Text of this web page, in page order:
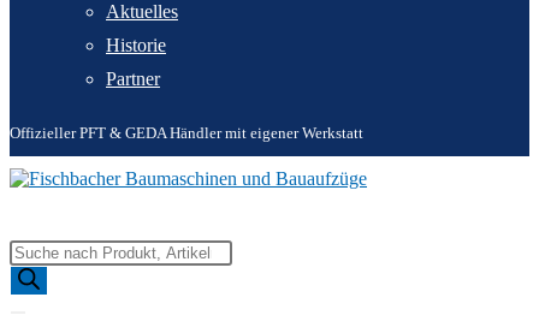
Aktuelles
Historie
Partner
Offizieller PFT & GEDA Händler mit eigener Werkstatt
Products
search